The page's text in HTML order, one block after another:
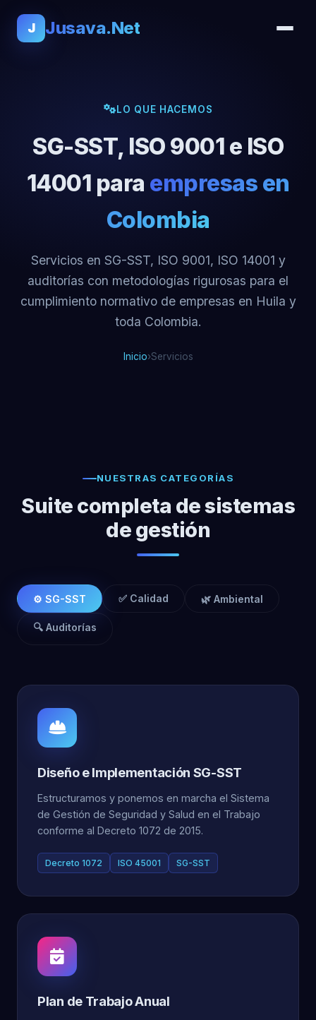
J Jusava.Net
LO QUE HACEMOS
SG-SST, ISO 9001 e ISO
14001 para empresas en
Colombia
Servicios en SG-SST, ISO 9001, ISO 14001 y
auditorías con metodologías rigurosas para el
cumplimiento normativo de empresas en Huila y
toda Colombia.
Inicio›Servicios
NUESTRAS CATEGORÍAS
Suite completa de sistemas
de gestión
⚙️ SG-SST ✅ Calidad 🌿 Ambiental
🔍 Auditorías
Diseño e Implementación SG-SST
Estructuramos y ponemos en marcha el Sistema
de Gestión de Seguridad y Salud en el Trabajo
conforme al Decreto 1072 de 2015.
Decreto 1072 ISO 45001 SG-SST
Plan de Trabajo Anual